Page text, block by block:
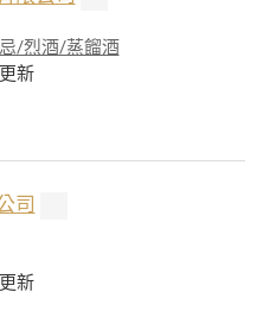
/烈酒/蒸餾酒
新
司
新